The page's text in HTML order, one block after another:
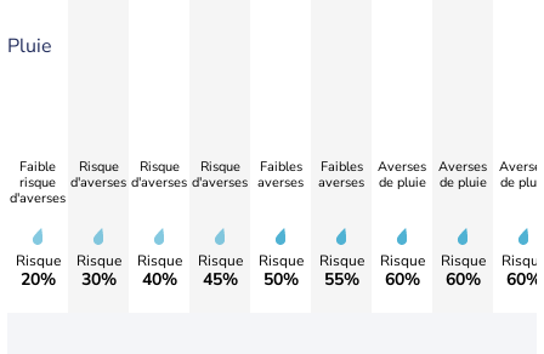
Pluie
Faible
risque
d'averses
Risque
20%
Risque
d'averses
Risque
30%
Risque
d'averses
Risque
40%
Risque
d'averses
Risque
45%
Faibles
averses
Risque
50%
Faibles
averses
Risque
55%
Averses
de pluie
Risque
60%
Averses
de pluie
Risque
60%
de
60%